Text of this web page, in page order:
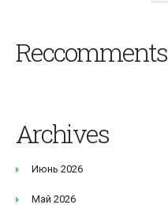
Reccomments
Archives
Июнь 2026
Май 2026